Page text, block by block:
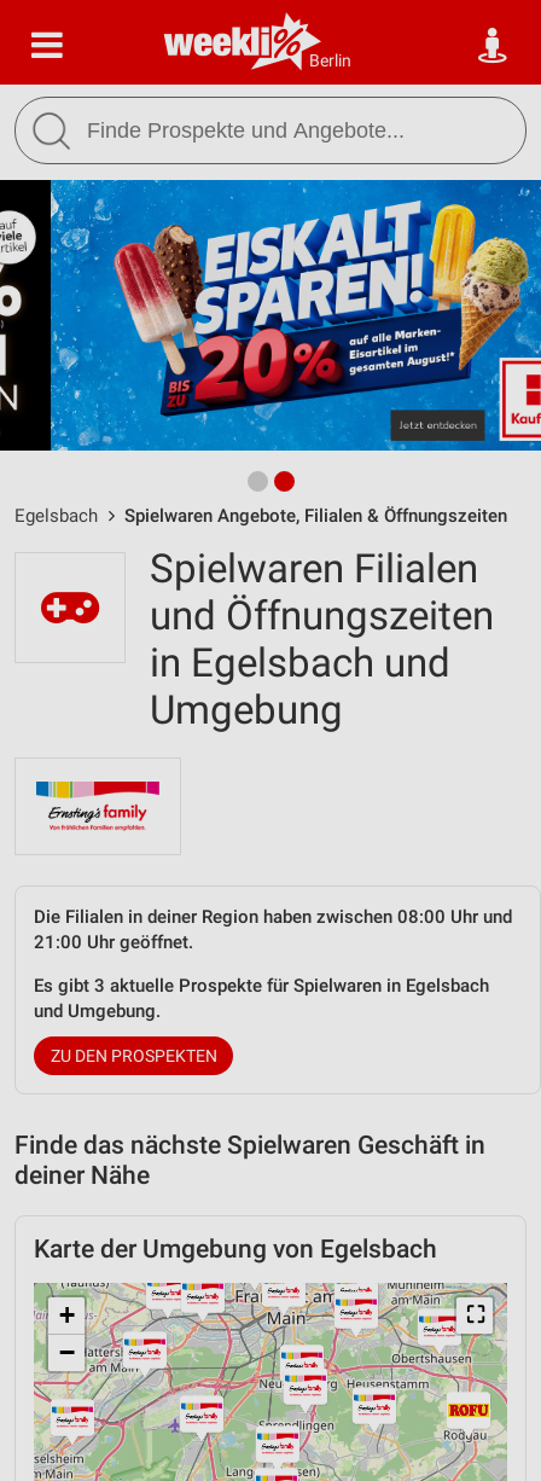
Berlin
Egelsbach Spielwaren Angebote, Filialen & Öffnungszeiten
Spielwaren Filialen
und Öffnungszeiten
in Egelsbach und
Umgebung
Die Filialen in deiner Region haben zwischen 08:00 Uhr und
21:00 Uhr geöffnet.
Es gibt 3 aktuelle Prospekte für Spielwaren in Egelsbach
und Umgebung.
ZU DEN PROSPEKTEN
Finde das nächste Spielwaren Geschäft in
deiner Nähe
Karte der Umgebung von Egelsbach
⛶
+
−